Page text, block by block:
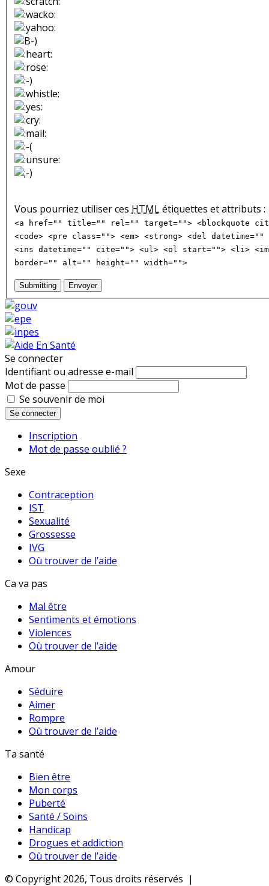
Vous pourriez utiliser ces HTMLétiquettes et attributs :
<a href="" title="" rel="" target=""> <blockquote
<code> <pre class=""> <em> <strong> <del
<ins datetime="" cite=""> <ul> <ol start=""> <li>
border="" alt="" height="" width="">
Submitting Envoyer
Se connecter
Identifiant ou adresse e-mail
Mot de passe
Se souvenir de moi
Se connecter
Inscription
Mot de passe oublié ?
Sexe
Contraception
IST
Sexualité
Grossesse
IVG
Où trouver de l’aide
Ca va pas
Mal être
Sentiments et émotions
Violences
Où trouver de l’aide
Amour
Séduire
Aimer
Rompre
Où trouver de l’aide
Ta santé
Bien être
Mon corps
Puberté
Santé / Soins
Handicap
Drogues et addiction
Où trouver de l’aide
© Copyright 2026, Tous droits réservés |